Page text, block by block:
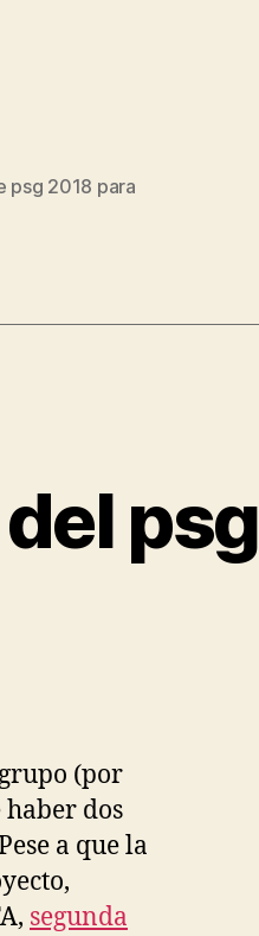
psg 2018 para
psg
(por
dos
a que la
segunda